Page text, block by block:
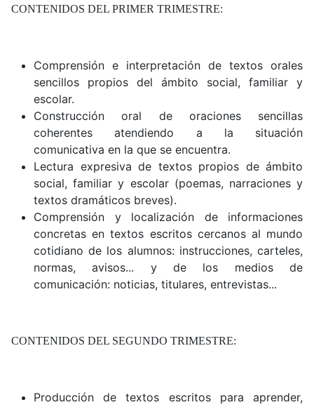
CONTENIDOS DEL PRIMER TRIMESTRE:
Comprensión e interpretación de textos orales
sencillos propios del ámbito social, familiar y
escolar.
Construcción oral de oraciones sencillas
coherentes atendiendo a la situación
comunicativa en la que se encuentra.
Lectura expresiva de textos propios de ámbito
social, familiar y escolar (poemas, narraciones y
textos dramáticos breves).
Comprensión y localización de informaciones
concretas en textos escritos cercanos al mundo
cotidiano de los alumnos: instrucciones, carteles,
normas, avisos... y de los medios de
comunicación: noticias, titulares, entrevistas...
CONTENIDOS DEL SEGUNDO TRIMESTRE:
Producción de textos escritos para aprender,